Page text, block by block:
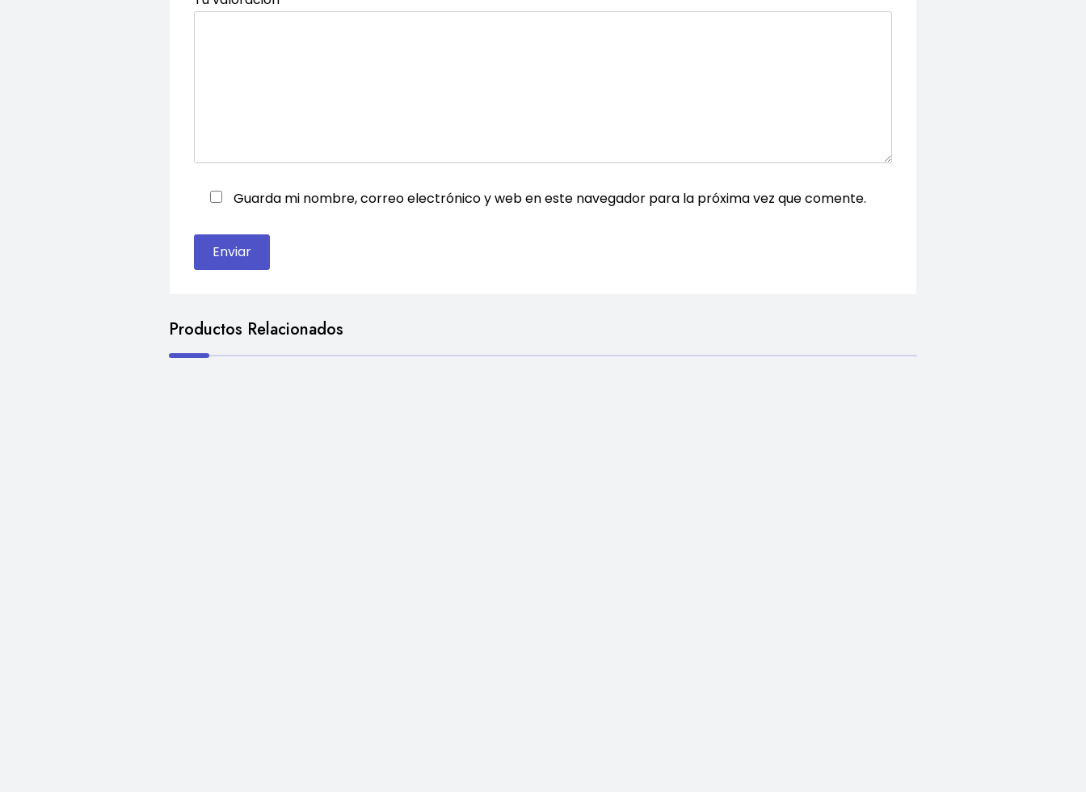
Guarda mi nombre, correo electrónico y web en este navegador para la próxima vez que comente.
Productos Relacionados